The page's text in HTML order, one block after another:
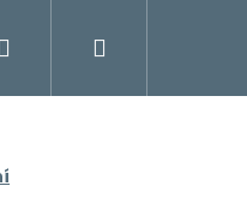
nám
Přihlášení